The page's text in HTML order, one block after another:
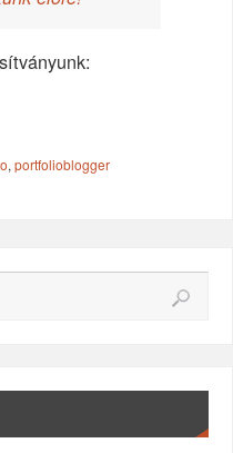
,portfolioblogger